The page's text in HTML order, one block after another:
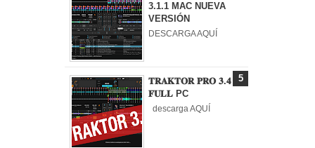
3.1.1 MAC NUEVA
VERSIÓN
DESCARGA AQUÍ
𝐓𝐑𝐀𝐊𝐓𝐎𝐑 𝐏𝐑𝐎 𝟑.𝟒
𝐅𝐔𝐋𝐋 PC
descarga AQUÍ